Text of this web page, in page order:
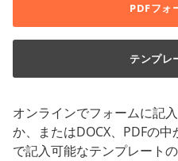
オンラインでフォームに記
か、またはDOCX、PDFの
で記入可能なテンプレート
PDFフォ
テンプレ